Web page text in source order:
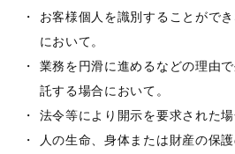
お客様個人を識別することがで
において。
業務を円滑に進めるなどの理由
託する場合において。
法令等により開示を要求された場
人の生命、身体または財産の保